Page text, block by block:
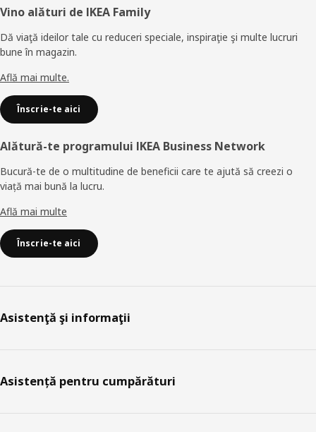
Subsol
Vino alături de IKEA Family
Dă viaţă ideilor tale cu reduceri speciale, inspiraţie şi multe lucruri
bune în magazin.
Află mai multe.
Înscrie-te aici
Alătură-te programului IKEA Business Network
Bucură-te de o multitudine de beneficii care te ajută să creezi o
viață mai bună la lucru.
Află mai multe
Înscrie-te aici
Asistenţă şi informaţii
Asistență pentru cumpărături